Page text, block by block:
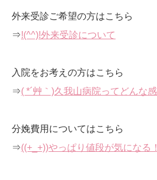
外来受診ご希望の方はこちら
⇒!(^^)!外来受診について
入院をお考えの方はこちら
⇒( *´艸｀)久我山病院ってどんな
分娩費用についてはこちら
⇒((+_+))やっぱり値段が気になる！